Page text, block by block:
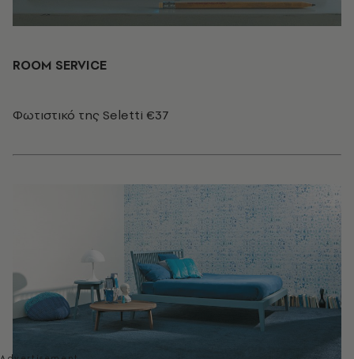
ROOM SERVICE
Φωτιστικό της Seletti €37